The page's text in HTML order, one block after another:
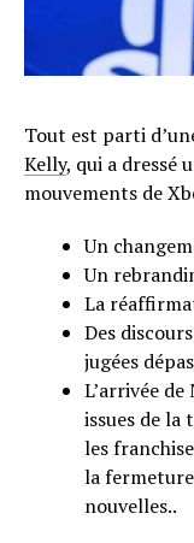
Tout est parti
Kelly, qui a dressé
mouvements de
Un
Un
La
Des
jugées
L’arrivée
issues de la
les
la
nouvelles..